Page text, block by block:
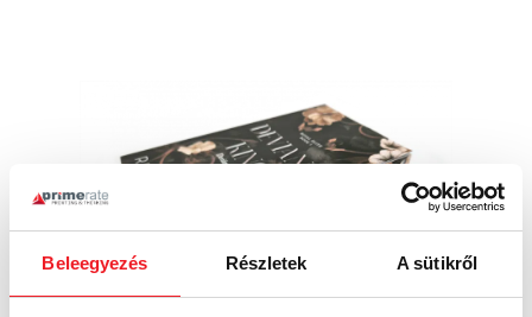
Beleegyezés Részletek A sütikről